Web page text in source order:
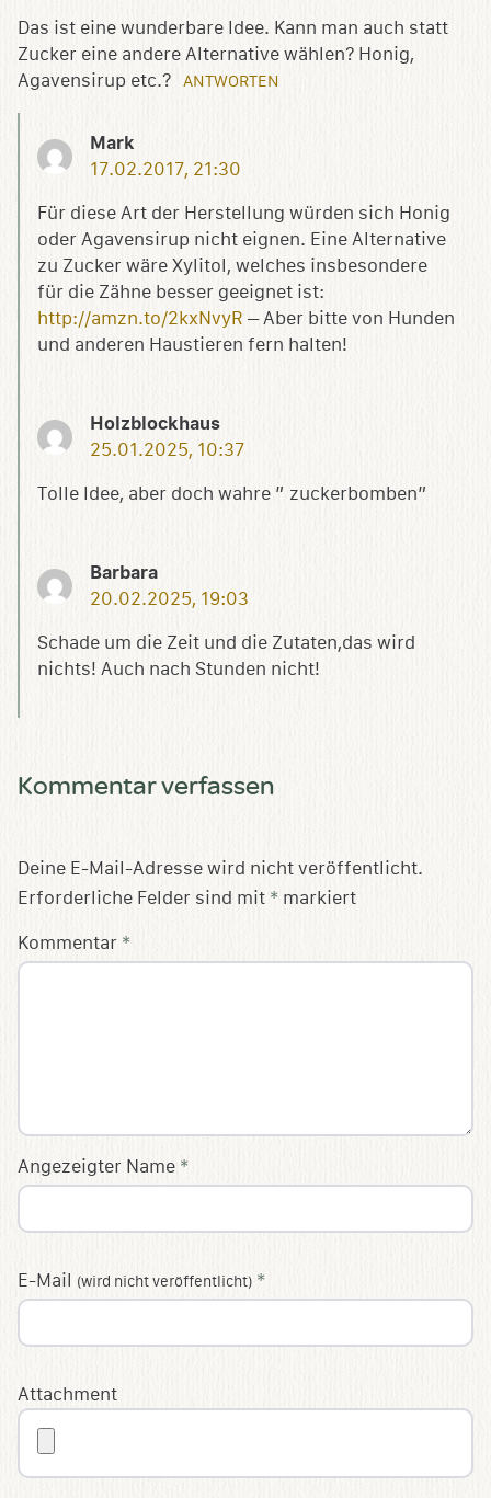
Das ist eine wunderbare Idee. Kann man auch statt
Zucker eine andere Alternative wählen? Honig,
Agavensirup etc.?
ANTWORTEN
Mark
17.02.2017, 21:30
Für diese Art der Herstellung würden sich Honig
oder Agavensirup nicht eignen. Eine Alternative
zu Zucker wäre Xylitol, welches insbesondere
für die Zähne besser geeignet ist:
http://amzn.to/2kxNvyR – Aber bitte von Hunden
und anderen Haustieren fern halten!
Holzblockhaus
25.01.2025, 10:37
Tolle Idee, aber doch wahre ” zuckerbomben”
Barbara
20.02.2025, 19:03
Schade um die Zeit und die Zutaten,das wird
nichts! Auch nach Stunden nicht!
Kommentar verfassen
Deine E-Mail-Adresse wird nicht veröffentlicht.
Erforderliche Felder sind mit * markiert
Kommentar *
Angezeigter Name *
E-Mail (wird nicht veröffentlicht) *
Attachment